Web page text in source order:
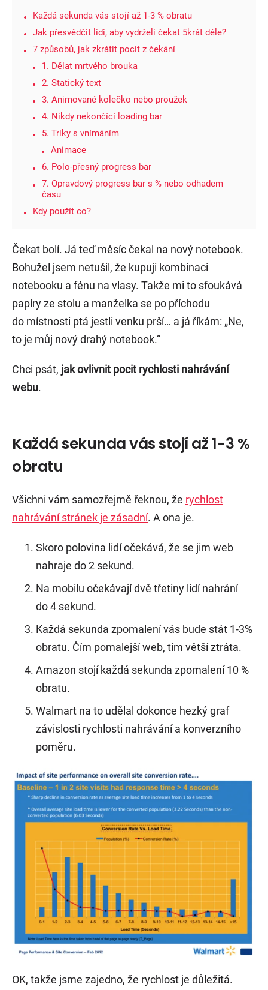
Každá sekunda vás stojí až 1-3 % obratu
Jak přesvědčit lidi, aby vydrželi čekat 5krát déle?
7 způsobů, jak zkrátit pocit z čekání
1. Dělat mrtvého brouka
2. Statický text
3. Animované kolečko nebo proužek
4. Nikdy nekončící loading bar
5. Triky s vnímáním
Animace
6. Polo-přesný progress bar
7. Opravdový progress bar s % nebo odhadem
času
Kdy použít co?
Čekat bolí. Já teď měsíc čekal na nový notebook.
Bohužel jsem netušil, že kupuji kombinaci
notebooku a fénu na vlasy. Takže mi to sfoukává
papíry ze stolu a manželka se po příchodu
do místnosti ptá jestli venku prší… a já říkám: „Ne,
to je můj nový drahý notebook.“
Chci psát, jak ovlivnit pocit rychlosti nahrávání
webu.
Každá sekunda vás stojí až 1-3 %
obratu
Všichni vám samozřejmě řeknou, že rychlost
nahrávání stránek je zásadní. A ona je.
Skoro polovina lidí očekává, že se jim web
nahraje do 2 sekund.
Na mobilu očekávají dvě třetiny lidí nahrání
do 4 sekund.
Každá sekunda zpomalení vás bude stát 1-3%
obratu. Čím pomalejší web, tím větší ztráta.
Amazon stojí každá sekunda zpomalení 10 %
obratu.
Walmart na to udělal dokonce hezký graf
závislosti rychlosti nahrávání a konverzního
poměru.
OK, takže jsme zajedno, že rychlost je důležitá.